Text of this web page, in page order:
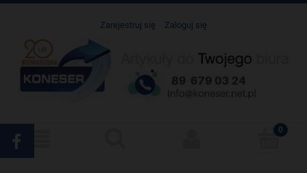
Zarejestruj się Zaloguj się